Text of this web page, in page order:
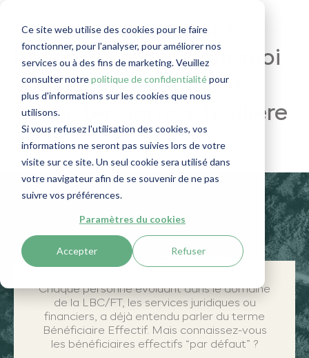
Ce site web utilise des cookies pour le faire
fonctionner, pour l'analyser, pour améliorer nos
services ou à des fins de marketing. Veuillez
consulter notrepolitique de confidentialitépour
plus d'informations sur les cookies que nous
utilisons.
Si vous refusez l'utilisation des cookies, vos
informations ne seront pas suivies lors de votre
visite sur ce site. Un seul cookie sera utilisé dans
votre navigateur afin de se souvenir de ne pas
suivre vos préférences.
Paramètres du cookies
Accepter Refuser
Qui sont les pseudos-
bénéficiaires et pourquoi
vous devriez leur prêter
une attention particulière
?
Chaque personne évoluant dans le domaine
de la LBC/FT, les services juridiques ou
financiers, a déjà entendu parler du terme
Bénéficiaire Effectif. Mais connaissez-vous
les bénéficiaires effectifs “par défaut” ?